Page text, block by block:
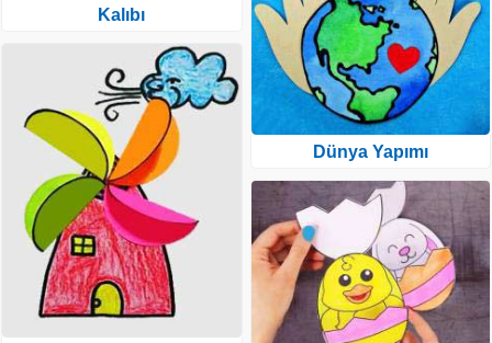
Kalıbı
Dünya Yapımı